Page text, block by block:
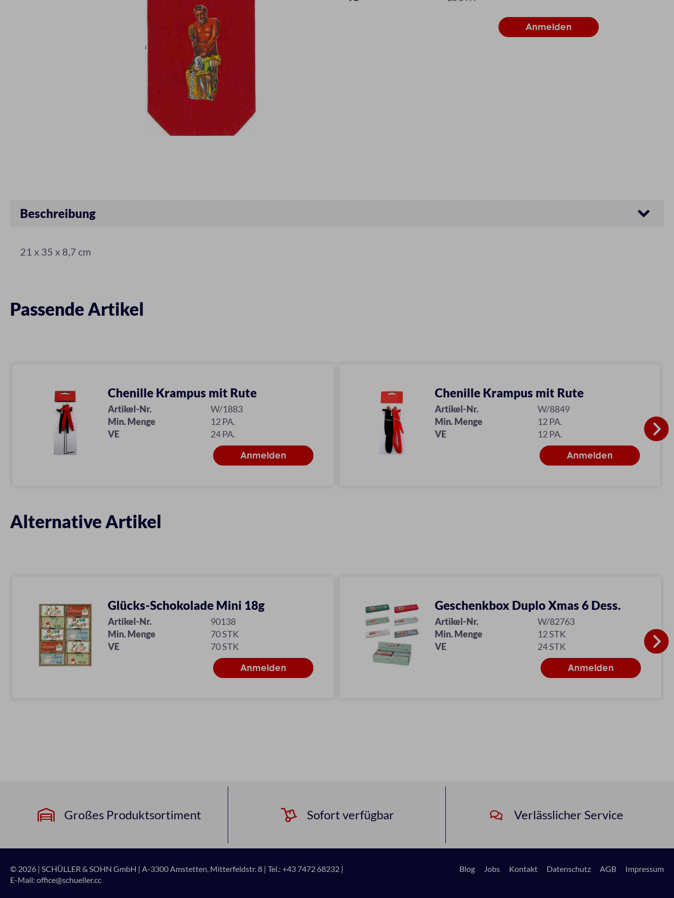
Beschreibung
21 x 35 x 8,7 cm
Passende Artikel
Chenille Krampus mit Rute
Artikel-Nr.
W/1883
Min. Menge
12 PA.
VE
24 PA.
Chenille Krampus mit Rute
Artikel-Nr.
W/8849
Min. Menge
12 PA.
VE
12 PA.
Alternative Artikel
Glücks-Schokolade Mini 18g
Artikel-Nr.
90138
Min. Menge
70 STK
VE
70 STK
Geschenkbox Duplo Xmas 6 Dess.
Artikel-Nr.
W/82763
Min. Menge
12 STK
VE
24 STK
Großes Produktsortiment Sofort verfügbar Verlässlicher Service
© 2026 | SCHÜLLER & SOHN GmbH | A-3300 Amstetten, Mitterfeldstr. 8 | Tel.: +43 7472 68232 |
E-Mail: office@schueller.cc
Blog Jobs Kontakt Datenschutz AGB Impressum